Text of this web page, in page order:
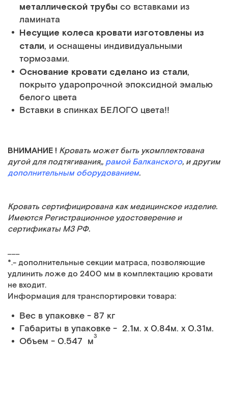
металлической трубы со вставками из
ламината
Несущие колеса кровати изготовлены из
стали, и оснащены индивидуальными
тормозами.
Основание кровати сделано из стали,
покрыто ударопрочной эпоксидной эмалью
белого цвета
Вставки в спинках БЕЛОГО цвета!!
ВНИМАНИЕ ! Кровать может быть укомплектована
дугой для подтягивания,, рамой Балканского, и другим
дополнительным оборудованием.
Кровать сертифицирована как медицинское изделие.
Имеются Регистрационное удостоверение и
сертификаты МЗ РФ.
___
*.- дополнительные секции матраса, позволяющие
удлинить ложе до 2400 мм в комплектацию кровати
не входит.
Информация для транспортировки товара:
Вес в упаковке - 87 кг
Габариты в упаковке - 2.1м. x 0.84м. x 0.31м.
Объем - 0.547 м3